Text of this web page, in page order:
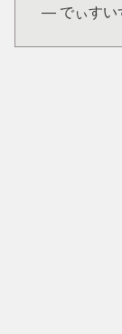
— でぃすい